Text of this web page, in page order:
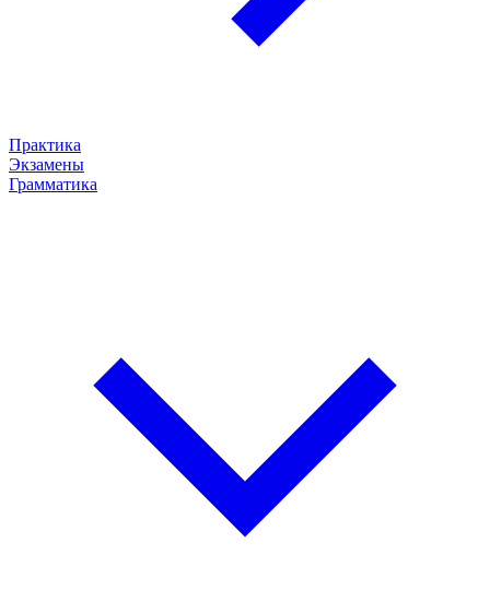
Практика
Экзамены
Грамматика